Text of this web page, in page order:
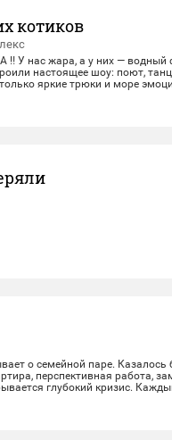
котиков
‼️ У нас жара, а у них — водный
настоящее шоу: поют,
яркие трюки и море
воскресенье
📍 Ме
о семейной паре. Казалось
перспективная работа,
глубокий кризис.
напитком. Теперь их
последствий